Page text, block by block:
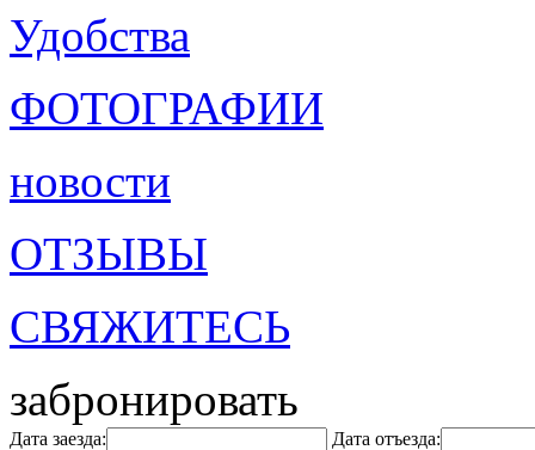
Удобства
ФОТОГРАФИИ
новости
ОТЗЫВЫ
СВЯЖИТЕСЬ
забронировать
Дата заезда: Дата отъезда: